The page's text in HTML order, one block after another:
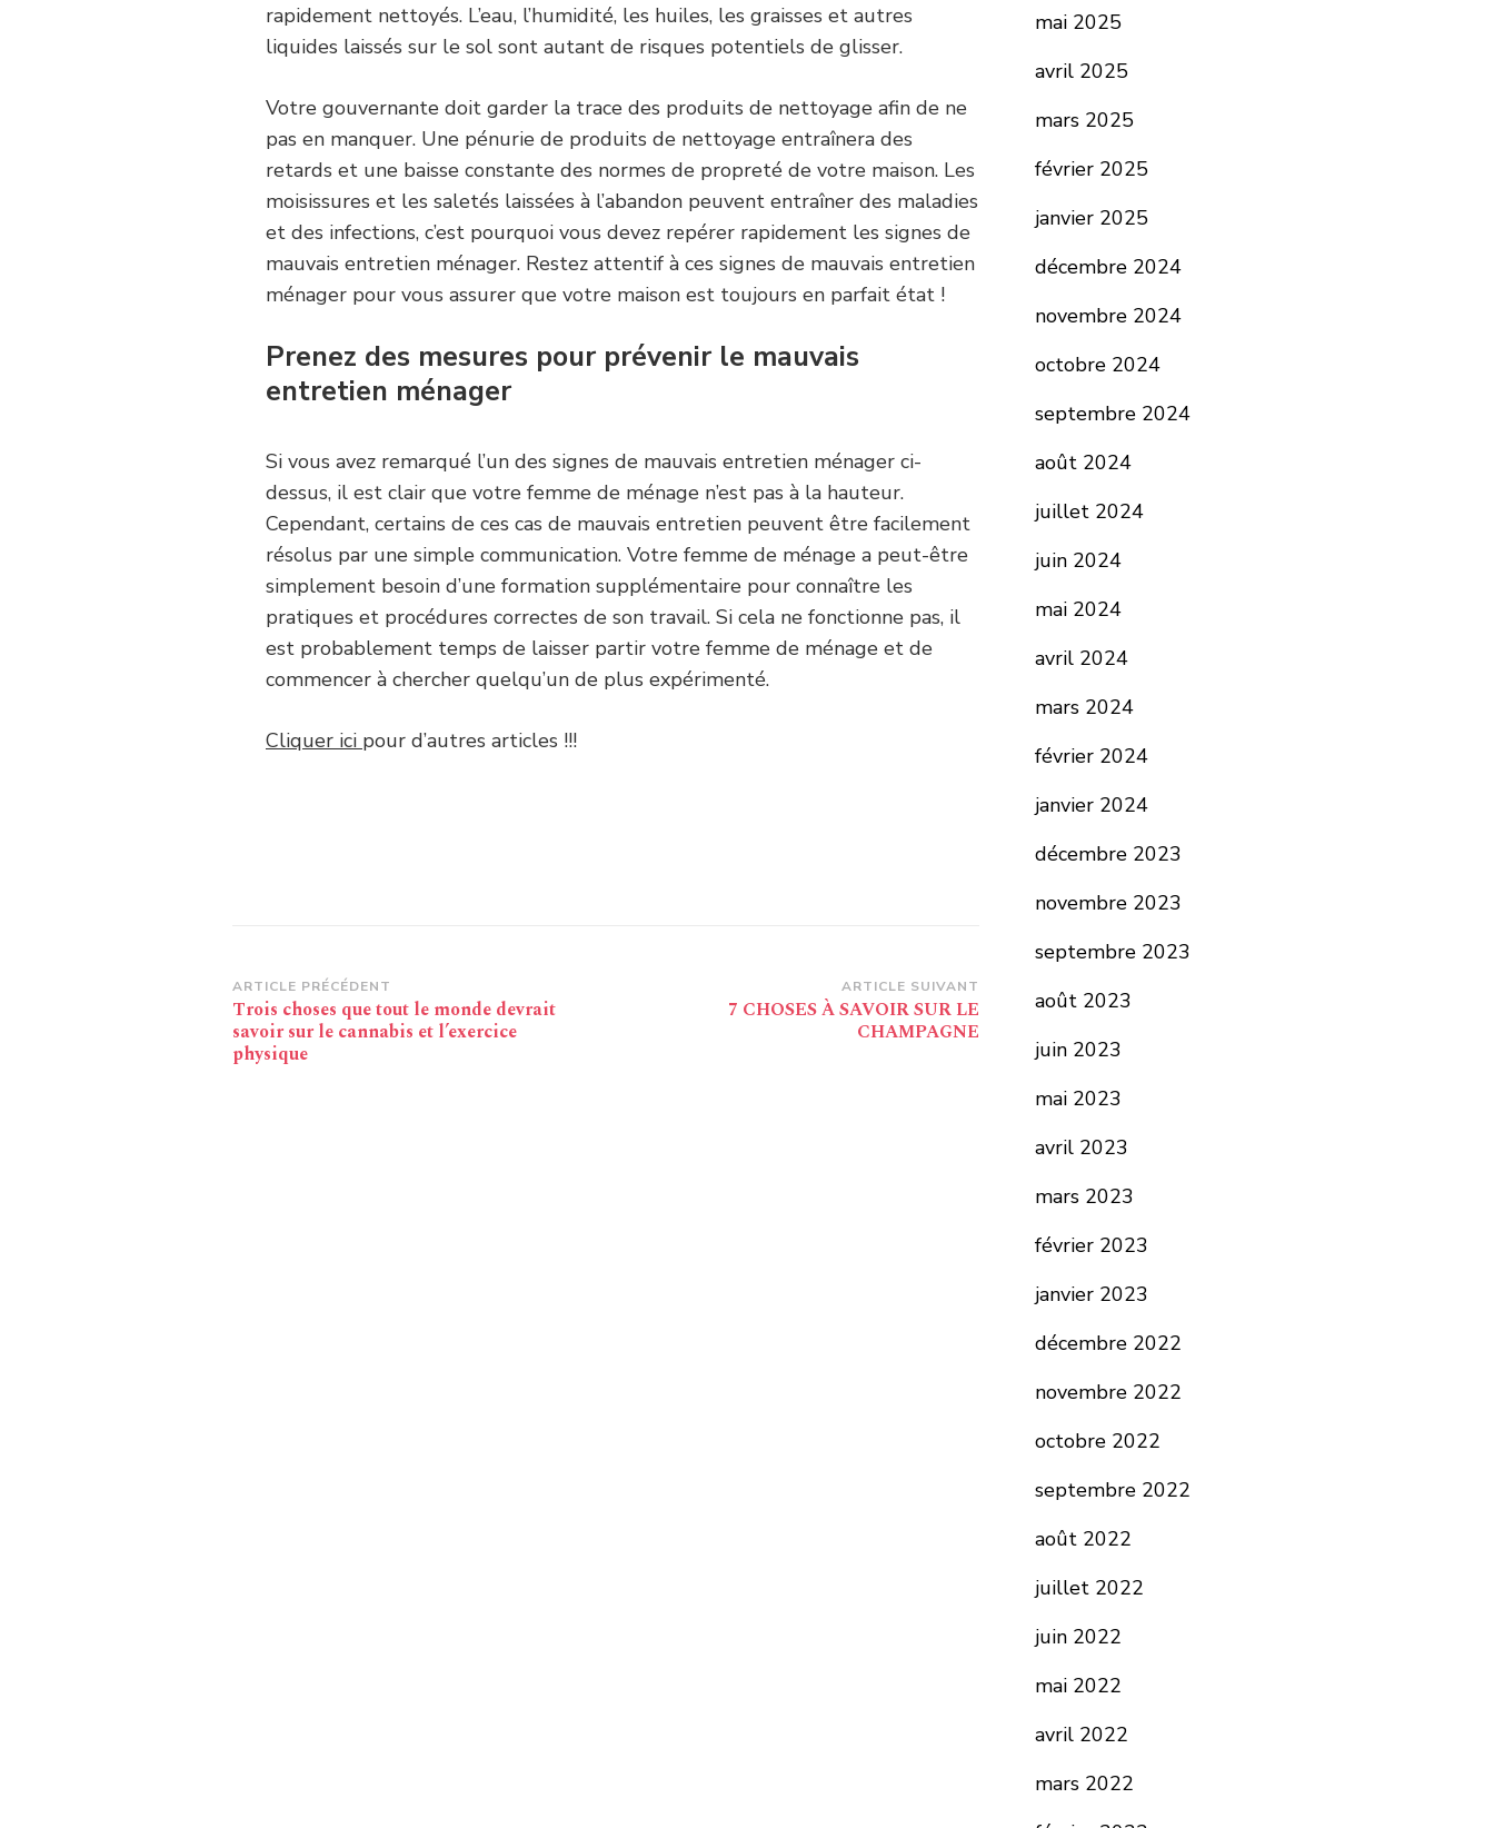
rapidement nettoyés. L’eau, l’humidité, les huiles, les graisses et autres
liquides laissés sur le sol sont autant de risques potentiels de glisser.
Votre gouvernante doit garder la trace des produits de nettoyage afin de ne
pas en manquer. Une pénurie de produits de nettoyage entraînera des
retards et une baisse constante des normes de propreté de votre maison. Les
moisissures et les saletés laissées à l’abandon peuvent entraîner des maladies
et des infections, c’est pourquoi vous devez repérer rapidement les signes de
mauvais entretien ménager. Restez attentif à ces signes de mauvais entretien
ménager pour vous assurer que votre maison est toujours en parfait état !
Prenez des mesures pour prévenir le mauvais
entretien ménager
Si vous avez remarqué l’un des signes de mauvais entretien ménager ci-
dessus, il est clair que votre femme de ménage n’est pas à la hauteur.
Cependant, certains de ces cas de mauvais entretien peuvent être facilement
résolus par une simple communication. Votre femme de ménage a peut-être
simplement besoin d’une formation supplémentaire pour connaître les
pratiques et procédures correctes de son travail. Si cela ne fonctionne pas, il
est probablement temps de laisser partir votre femme de ménage et de
commencer à chercher quelqu’un de plus expérimenté.
Cliquer ici pour d’autres articles !!!
Navigation
d’article
ARTICLE PRÉCÉDENT
Trois choses que tout le monde devrait
savoir sur le cannabis et l’exercice
physique
ARTICLE SUIVANT
7 CHOSES À SAVOIR SUR LE
CHAMPAGNE
mai 2025
avril 2025
mars 2025
février 2025
janvier 2025
décembre 2024
novembre 2024
octobre 2024
septembre 2024
août 2024
juillet 2024
juin 2024
mai 2024
avril 2024
mars 2024
février 2024
janvier 2024
décembre 2023
novembre 2023
septembre 2023
août 2023
juin 2023
mai 2023
avril 2023
mars 2023
février 2023
janvier 2023
décembre 2022
novembre 2022
octobre 2022
septembre 2022
août 2022
juillet 2022
juin 2022
mai 2022
avril 2022
mars 2022